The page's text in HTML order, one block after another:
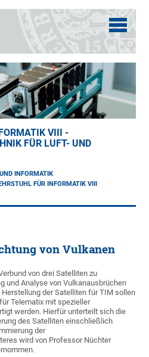
VIII -
FÜR LUFT- UND
INFORMATIK
FÜR INFORMATIK VIII
von Vulkanen
von drei Satelliten zu
und Analyse von Vulkanausbrüchen
der Satelliten für TIM sollen
Telematix mit spezieller
werden. Hierfür unterteilt sich die
des Satelliten einschließlich
der
wird von Professor Nüchter